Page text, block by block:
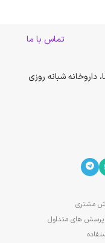
تماس با ما
داروخانه شبانه روزی
مشتری
پرسش های متداول